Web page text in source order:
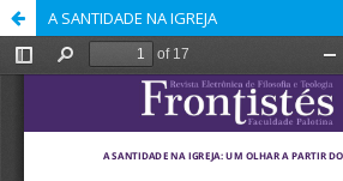
A SANTIDADE NA IGREJA